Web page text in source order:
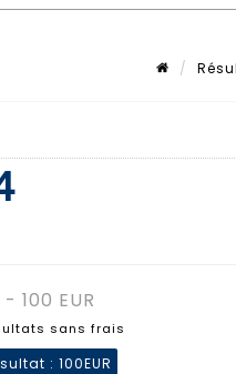
100 EUR
sans frais
: 100EUR